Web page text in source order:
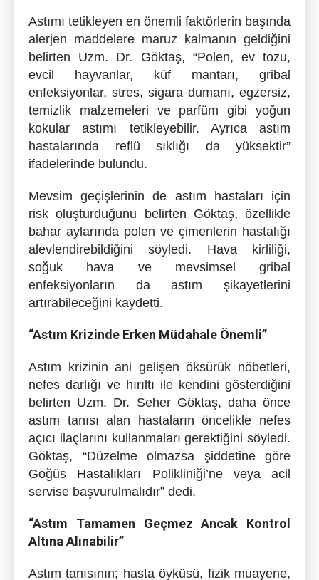
Astımı tetikleyen en önemli faktörlerin başında
alerjen maddelere maruz kalmanın geldiğini
belirten Uzm. Dr. Göktaş, “Polen, ev tozu,
evcil hayvanlar, küf mantarı, gribal
enfeksiyonlar, stres, sigara dumanı, egzersiz,
temizlik malzemeleri ve parfüm gibi yoğun
kokular astımı tetikleyebilir. Ayrıca astım
hastalarında reflü sıklığı da yüksektir”
ifadelerinde bulundu.
Mevsim geçişlerinin de astım hastaları için
risk oluşturduğunu belirten Göktaş, özellikle
bahar aylarında polen ve çimenlerin hastalığı
alevlendirebildiğini söyledi. Hava kirliliği,
soğuk hava ve mevsimsel gribal
enfeksiyonların da astım şikayetlerini
artırabileceğini kaydetti.
“Astım Krizinde Erken Müdahale Önemli”
Astım krizinin ani gelişen öksürük nöbetleri,
nefes darlığı ve hırıltı ile kendini gösterdiğini
belirten Uzm. Dr. Seher Göktaş, daha önce
astım tanısı alan hastaların öncelikle nefes
açıcı ilaçlarını kullanmaları gerektiğini söyledi.
Göktaş, “Düzelme olmazsa şiddetine göre
Göğüs Hastalıkları Polikliniği’ne veya acil
servise başvurulmalıdır” dedi.
“Astım Tamamen Geçmez Ancak Kontrol
Altına Alınabilir”
Astım tanısının; hasta öyküsü, fizik muayene,